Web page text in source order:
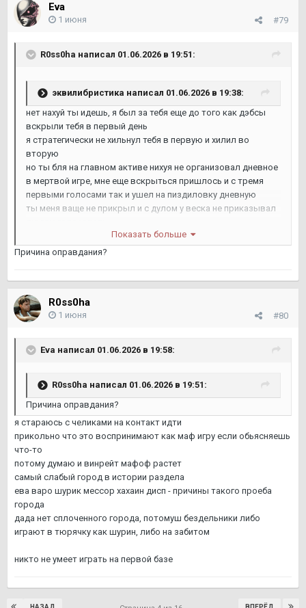
Eva
#79
1 июня
R0ss0ha написал 01.06.2026 в 19:51:
эквилибристика написал 01.06.2026 в 19:38:
нет нахуй ты идешь, я был за тебя еще до того как дэбсы
вскрыли тебя в первый день
я стратегически не хильнул тебя в первую и хилил во
вторую
но ты бля на главном активе нихуя не организовал дневное
в мертвой игре, мне еще вскрыться пришлось и с тремя
первыми голосами так и ушел на пиздиловку дневную
ты меня ваще не прикрыл и с дулом у веска не приказывал
вот и проебал КППшникПоказать больше
Причина оправдания?
R0ss0ha
#80
1 июня
Eva написал 01.06.2026 в 19:58:
R0ss0ha написал 01.06.2026 в 19:51:
Причина оправдания?
я стараюсь с челиками на контакт идти
прикольно что это воспринимают как маф игру если обьясняешь
что-то
потому думаю и винрейт мафоф растет
самый слабый город в истории раздела
ева варо шурик мессор хахаин дисп - причины такого проеба
города
дада нет сплоченного города, потомуш бездельники либо
играют в тюрячку как шурин, либо на забитом
никто не умеет играть на первой базе